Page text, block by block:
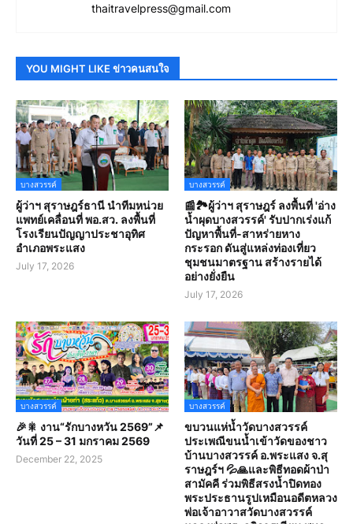
thaitravelpress@gmail.com
YOU MIGHT LIKE ข่าวคนสนใจ
บางสวรรค์
ผู้ว่าฯ สุราษฎร์ธานี นำทีมหน่วย
แพทย์เคลื่อนที่ พอ.สว. ลงพื้นที่
โรงเรียนปัญญาประชาอุทิศ
อำเภอพระแสง
July 17, 2026
บางสวรรค์
📰🏞️ผู้ว่าฯ สุราษฎร์ ลงพื้นที่ 'อ่าง
น้ำผุดบางสวรรค์' รับปากเร่งแก้
ปัญหาพื้นที่-สาหร่ายหาง
กระรอก ดันสู่แหล่งท่องเที่ยว
ชุมชนมาตรฐาน สร้างรายได้
อย่างยั่งยืน
July 17, 2026
บางสวรรค์
🎉🎇 งาน“รักบางหวัน 2569”📌
วันที่ 25 – 31 มกราคม 2569
December 22, 2025
บางสวรรค์
ขบวนแห่น้ำวัดบางสวรรค์
ประเพณีขนน้ำเข้าวัดของชาว
บ้านบางสวรรค์ อ.พระแสง จ.สุ
ราษฎร์ฯ 💦🙏และพิธีทอดผ้าป่า
สามัคคี ร่วมพิธีสรงน้ำปิดทอง
พระประธานรูปเหมือนอดีตหลวง
พ่อเจ้าอาวาสวัดบางสวรรค์